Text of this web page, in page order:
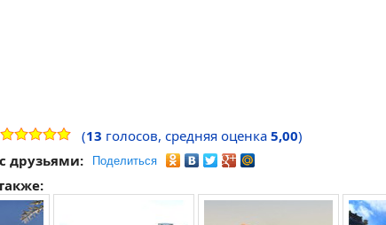
(13 голосов, средняя оценка 5,00)
друзьями:
Поделиться